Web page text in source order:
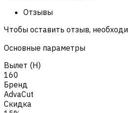
Отзывы
Чтобы оставить отзыв,
Основные параметры
Вылет (H)
160
Бренд
AdvaCut
Скидка